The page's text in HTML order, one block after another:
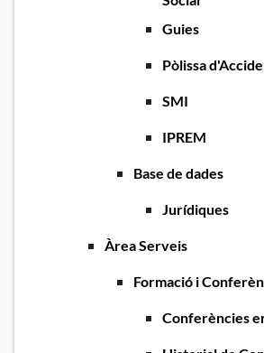
Guies
Pòlissa
SMI
IPREM
Base de dades
Jurídiques
Àrea Serveis
Formació i
Conferències